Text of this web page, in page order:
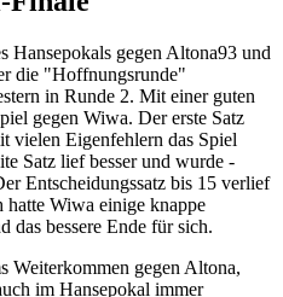
Hansepokals gegen Altona93 und
die "Hoffnungsrunde"
in Runde 2. Mit einer guten
gegen Wiwa. Der erste Satz
vielen Eigenfehlern das Spiel
Satz lief besser und wurde -
Entscheidungssatz bis 15 verlief
hatte Wiwa einige knappe
das bessere Ende für sich.
Weiterkommen gegen Altona,
im Hansepokal immer